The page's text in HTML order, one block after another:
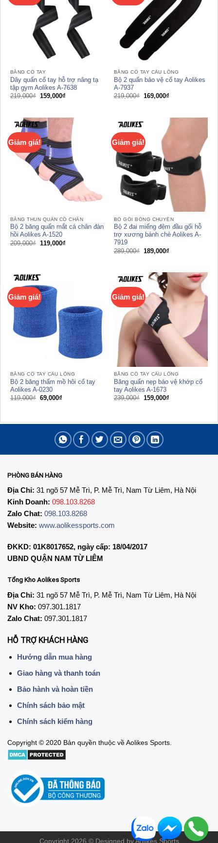
BĂNG CỔ TAY
Dây quấn cổ tay hỗ trợ nâng tạ
tập gym Aolikes A-7638
219,000₫ Giá
159,000₫Giá
159,000₫.
BĂNG CỔ TAY CẦU LÔNG
Bộ 2 quấn bảo vệ cổ tay Aolikes
A-7937
219,000₫ Giá
169,000₫Giá
169,000₫.
Giảm giá!
BĂNG THUN QUẤN CỔ CHÂN
Bộ 2 băng quấn mắt cá chân đàn
hồi Aolikes A-1520
209,000₫ Giá
119,000₫Giá
Giảm giá!
BÓ GỐI BÓNG CHUYỀN
Bộ 2 đai miếng đệm đầu gối hỗ
trợ xương bánh chè Aolikes A-
7919
289,000₫ Giá
189,000₫Giá
189,000₫.
Giảm giá!
BĂNG CỔ TAY CẦU LÔNG
Bộ 2 băng thấm mồ hôi cổ tay
Aolikes A-0230
119,000₫ Giá
gốc
69,000₫Giá
69,000₫.
Giảm giá!
BĂNG CỔ TAY CẦU LÔNG
Băng quấn nẹp bảo vệ khớp cổ
tay Aolikes A-1673
239,000₫ Giá
159,000₫Giá
159,000₫.
PHÒNG BÁN HÀNG
Địa Chỉ: 31 ngõ 57 Mễ Trì, P. Mễ Trì, Nam Từ Liêm, Hà Nội
Kinh Doanh: 098.103.8268
Zalo Chat: 098.103.8268
Website: www.aolikessports.com
ĐKKD: 01K8017652, ngày cấp: 18/04/2017
UBND QUẬN NAM TỪ LIÊM
Tổng Kho Aolikes Sports
Địa Chỉ: 31 ngõ 57 Mễ Trì, P. Mễ Trì, Nam Từ Liêm, Hà Nội
NV Kho: 097.301.1817
Zalo Chat: 097.301.1817
HỖ TRỢ KHÁCH HÀNG
Hướng dẫn mua hàng
Giao hàng và thanh toán
Bảo hành và hoàn tiền
Chính sách bảo mật
Chính sách kiểm hàng
Copyright © 2020 Bản quyền thuộc về Aolikes Sports.
Copyright 2026 © Designed by Aolikes Sports